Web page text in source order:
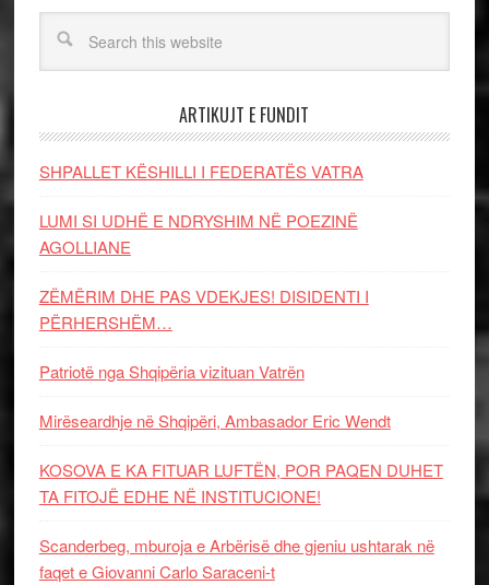
ARTIKUJT E FUNDIT
SHPALLET KËSHILLI I FEDERATËS VATRA
LUMI SI UDHË E NDRYSHIM NË POEZINË
AGOLLIANE
ZËMËRIM DHE PAS VDEKJES! DISIDENTI I
PËRHERSHËM…
Patriotë nga Shqipëria vizituan Vatrën
Mirëseardhje në Shqipëri, Ambasador Eric Wendt
KOSOVA E KA FITUAR LUFTËN, POR PAQEN DUHET
TA FITOJË EDHE NË INSTITUCIONE!
Scanderbeg, mburoja e Arbërisë dhe gjeniu ushtarak në
faqet e Giovanni Carlo Saraceni-t